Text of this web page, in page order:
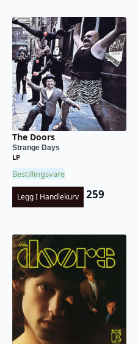
The Doors
Strange Days
LP
Bestillingsvare
Legg I Handlekurv 259